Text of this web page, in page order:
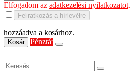
Elfogadom az adatkezelési nyilatkozatot.
Feliratkozás a hírlevélre
hozzáadva a kosárhoz.
Kosár Pénztár